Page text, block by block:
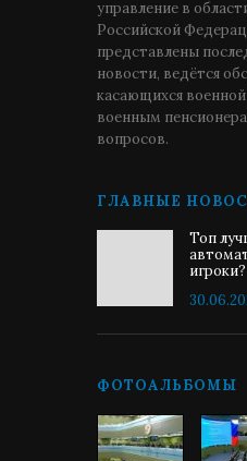
управление в
Российской
представлены
новости, ведётся
касающихся
военным
вопросов.
ГЛАВНЫЕ
Топ
игроки?
ФОТОАЛЬБОМЫ